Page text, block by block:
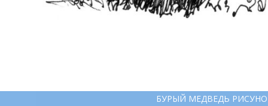
БУРЫЙ МЕДВЕДЬ